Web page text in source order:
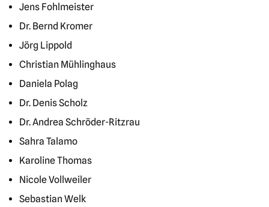
Jens Fohlmeister
Dr. Bernd Kromer
Jörg Lippold
Christian Mühlinghaus
Daniela Polag
Dr. Denis Scholz
Dr. Andrea Schröder-Ritzrau
Sahra Talamo
Karoline Thomas
Nicole Vollweiler
Sebastian Welk